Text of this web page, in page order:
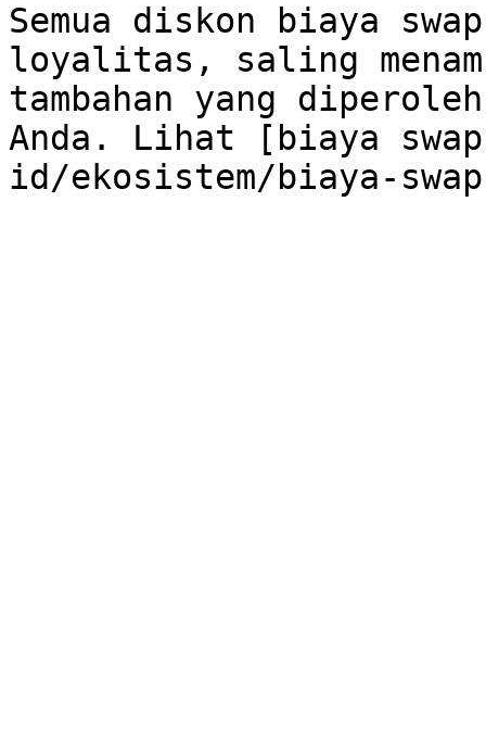
Semua diskon biaya
loyalitas, saling
tambahan yang
Anda. Lihat [biaya